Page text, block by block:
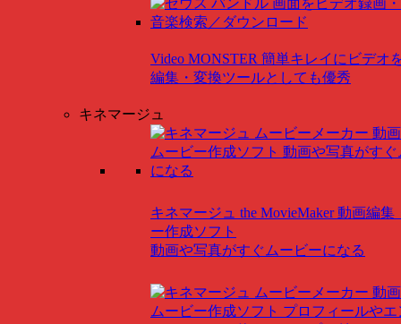
Video MONSTER 簡単キレイにビデオ
編集・変換ツールとしても優秀
キネマージュ
キネマージュ the MovieMaker 動画編集
ー作成ソフト
動画や写真がすぐムービーになる